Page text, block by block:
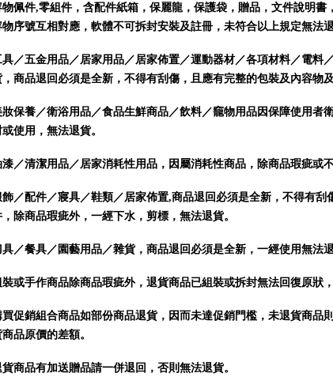
佩件,零組件，含配件紙箱，保麗龍，保護袋，贈品，文件說明
物序號互相對應，軟體不可拆封安裝及註冊，未符合以上規定無法
／五金用品／居家用品／居家佈置／運動器材／各項材料／電料
商品退回必須是全新，不得有刮傷，且應有完整的包裝及內容物
妝保養／衛浴用品／食品生鮮商品／飲料／竉物用品因保障使用者
使用，無法退貨。
漆／清潔用品／居家消耗性用品，因屬消耗性商品，除商品瑕疵或
飾／配件／寢具／鞋類／居家佈置,商品退回必須是全新，不得有刮
除商品瑕疵外，一經下水，剪標，無法退貨。
／餐具／園藝用品／雜貨， 商品退回必須是全新，一經使用無法退
或手作商品除商品瑕疵外，退貨商品已組裝或拆封無法回復原狀，
買促銷組合商品如部份商品退貨，因而未達促銷門檻，未退貨商品
品原價的差額。
商品有加送贈品請一併退回，否則無法退貨。